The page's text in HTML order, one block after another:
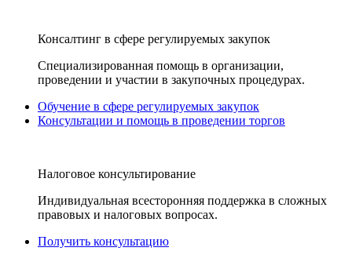
Консалтинг в сфере регулируемых закупок
Специализированная помощь в организации,
проведении и участии в закупочных процедурах.
Обучение в сфере регулируемых закупок
Консультации и помощь в проведении торгов
Налоговое консультирование
Индивидуальная всесторонняя поддержка в сложных
правовых и налоговых вопросах.
Получить консультацию